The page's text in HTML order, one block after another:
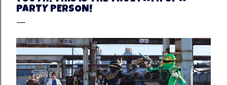
PARTY PERSON!